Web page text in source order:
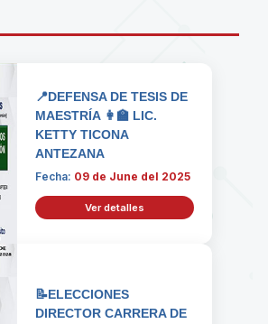
📍DEFENSA DE TESIS DE
MAESTRÍA 👩‍🏫 LIC.
KETTY TICONA
ANTEZANA
Fecha: 09 de June del 2025
Ver detalles
📝ELECCIONES
DIRECTOR CARRERA DE